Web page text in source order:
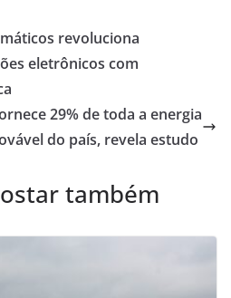
revoluciona
eletrônicos com
29% de toda a energia
do país, revela estudo
também